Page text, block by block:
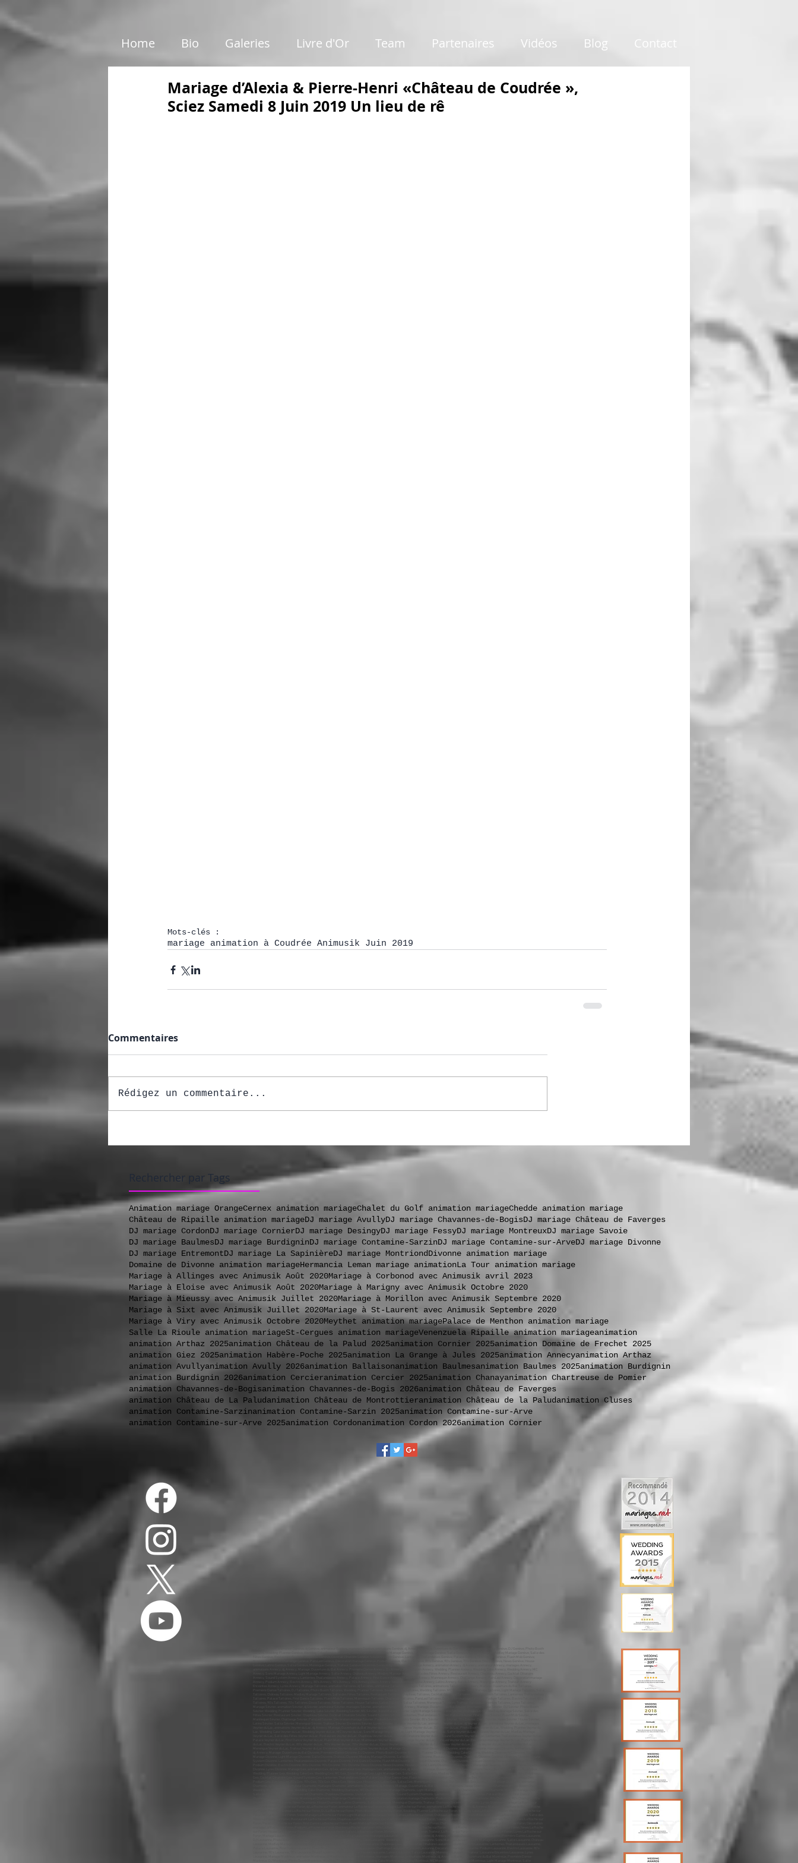
Home Bio Galeries Livre d'Or Team Partenaires Vidéos Blog Contact
Mariage d’Alexia & Pierre-Henri «Château de Coudrée »,
Sciez Samedi 8 Juin 2019 Un lieu de rê
Mots-clés :
mariage animation à Coudrée Animusik Juin 2019
Commentaires
Rédigez un commentaire...
Rechercher par Tags
Animation mariage OrangeCernex animation mariageChalet du Golf animation mariageChedde animation mariage
Château de Ripaille animation mariageDJ mariage AvullyDJ mariage Chavannes-de-BogisDJ mariage Château de Faverges
DJ mariage CordonDJ mariage CornierDJ mariage DesingyDJ mariage FessyDJ mariage MontreuxDJ mariage Savoie
DJ mariage BaulmesDJ mariage BurdigninDJ mariage Contamine-SarzinDJ mariage Contamine-sur-ArveDJ mariage Divonne
DJ mariage EntremontDJ mariage La SapinièreDJ mariage MontriondDivonne animation mariage
Domaine de Divonne animation mariageHermancia Leman mariage animationLa Tour animation mariage
Mariage à Allinges avec Animusik Août 2020Mariage à Corbonod avec Animusik avril 2023
Mariage à Eloise avec Animusik Août 2020Mariage à Marigny avec Animusik Octobre 2020
Mariage à Mieussy avec Animusik Juillet 2020Mariage à Morillon avec Animusik Septembre 2020
Mariage à Sixt avec Animusik Juillet 2020Mariage à St-Laurent avec Animusik Septembre 2020
Mariage à Viry avec Animusik Octobre 2020Meythet animation mariagePalace de Menthon animation mariage
Salle La Rioule animation mariageSt-Cergues animation mariageVenenzuela Ripaille animation mariageanimation
animation Arthaz 2025animation Château de la Palud 2025animation Cornier 2025animation Domaine de Frechet 2025
animation Giez 2025animation Habère-Poche 2025animation La Grange à Jules 2025animation Annecyanimation Arthaz
animation Avullyanimation Avully 2026animation Ballaisonanimation Baulmesanimation Baulmes 2025animation Burdignin
animation Burdignin 2026animation Cercieranimation Cercier 2025animation Chanayanimation Chartreuse de Pomier
animation Chavannes-de-Bogisanimation Chavannes-de-Bogis 2026animation Château de Faverges
animation Château de La Paludanimation Château de Montrottieranimation Château de la Paludanimation Cluses
animation Contamine-Sarzinanimation Contamine-Sarzin 2025animation Contamine-sur-Arve
animation Contamine-sur-Arve 2025animation Cordonanimation Cordon 2026animation Cornier